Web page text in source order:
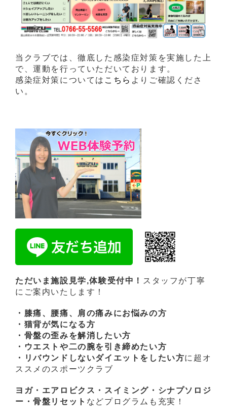
当クラブでは、徹底した感染症対策を実施した上
で、運動を行っていただいております。
感染症対策については こちら よりご確認くださ
い。
ただいま施設見学,体験受付中！ スタッフが丁寧
にご案内いたします！
・膝痛、腰痛、肩の痛みにお悩みの方
・猫背が気になる方
・骨盤の歪みを解消したい方
・ウエストや二の腕を引き締めたい方
・リバウンドしないダイエットをしたい方に超オ
ススメのスポーツクラブ
ヨガ・エアロビクス・スイミング・シナプソロジ
ー・骨盤リセット などプログラムも充実！